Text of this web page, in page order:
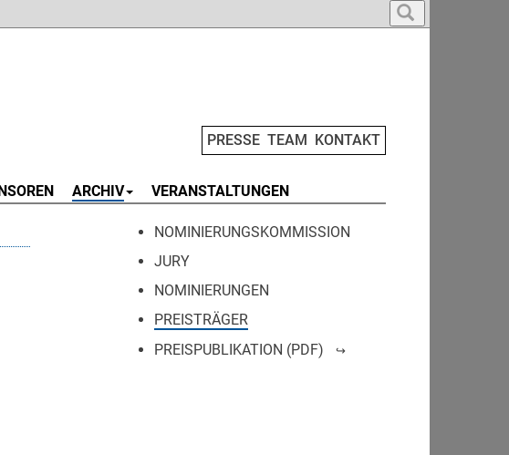
PRESSE TEAM KONTAKT
ARCHIV VERANSTALTUNGEN
NOMINIERUNGSKOMMISSION
JURY
NOMINIERUNGEN
PREISTRÄGER
PREISPUBLIKATION (PDF)